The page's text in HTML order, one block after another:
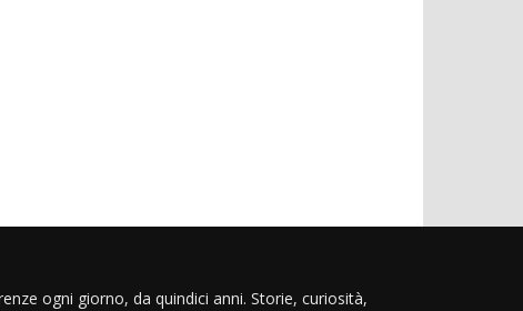
ogni giorno, da quindici anni. Storie, curiosità,